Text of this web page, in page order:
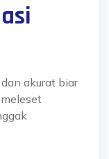
akurat biar